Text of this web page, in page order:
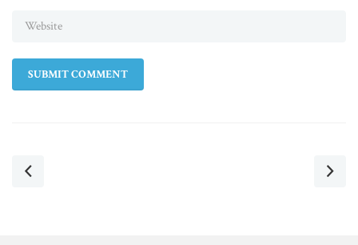
SUBMIT COMMENT